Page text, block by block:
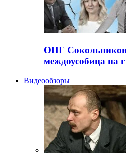
ОПГ
междоусобица на
Видеообзоры